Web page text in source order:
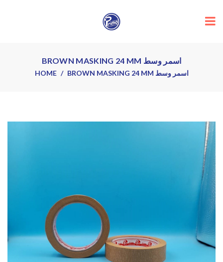
BROWN MASKING 24 MM اسمر وسط
HOME BROWN MASKING 24 MM اسمر وسط